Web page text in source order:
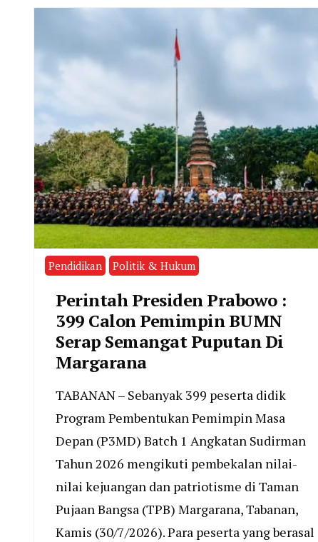
Pendidikan Politik & Hukum
Perintah Presiden Prabowo :
399 Calon Pemimpin BUMN
Serap Semangat Puputan Di
Margarana
​TABANAN – Sebanyak 399 peserta didik
Program Pembentukan Pemimpin Masa
Depan (P3MD) Batch 1 Angkatan Sudirman
Tahun 2026 mengikuti pembekalan nilai-
nilai kejuangan dan patriotisme di Taman
Pujaan Bangsa (TPB) Margarana, Tabanan,
Kamis (30/7/2026). Para peserta yang berasal